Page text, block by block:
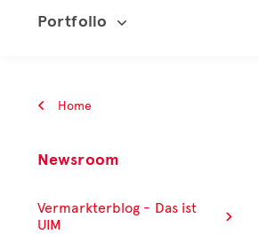
Portfolio
Home
Newsroom
Vermarkterblog - Das ist
UIM